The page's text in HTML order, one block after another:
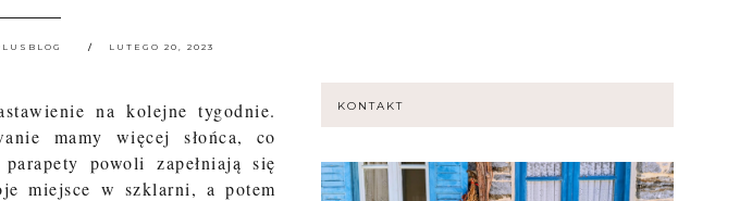
LUTEGO 20, 2023
na kolejne tygodnie.
mamy więcej słońca, co
powoli zapełniają się
miejsce w szklarni, a potem
KONTAKT